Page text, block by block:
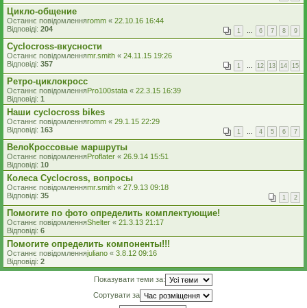
Цикло-общение
Останнє повідомленняromm « 22.10.16 16:44
Відповіді: 204 1 … 6 7 8 9
Cyclocross-вкусности
Останнє повідомленняmr.smith « 24.11.15 19:26
Відповіді: 357 1 … 12 13 14 15
Ретро-циклокросс
Останнє повідомленняPro100stata « 22.3.15 16:39
Відповіді: 1
Наши cyclocross bikes
Останнє повідомленняromm « 29.1.15 22:29
Відповіді: 163 1 … 4 5 6 7
ВелоКроссовые маршруты
Останнє повідомленняProflater « 26.9.14 15:51
Відповіді: 10
Колеса Cyclocross, вопросы
Останнє повідомленняmr.smith « 27.9.13 09:18
Відповіді: 35 1 2
Помогите по фото определить комплектующие!
Останнє повідомленняShelter « 21.3.13 21:17
Відповіді: 6
Помогите определить компоненты!!!
Останнє повідомленняjuliano « 3.8.12 09:16
Відповіді: 2
Показувати теми за:
Сортувати за